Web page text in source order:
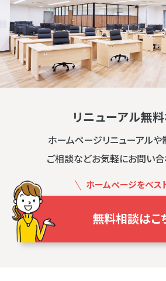
リニューアル無
ホームページリニューアルや
ご相談などお気軽にお問い合
ホームページをベス
無料相談はこ